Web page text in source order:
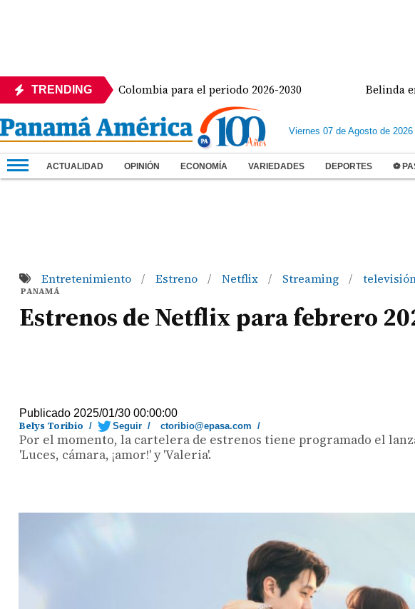
TRENDING
de Colombia para el periodo 2026-2030 Belinda encabeza
Viernes 07 de Agosto de 2026
ACTUALIDAD OPINIÓN ECONOMÍA VARIEDADES DEPORTES ⚽
Entretenimiento / Estreno / Netflix / Streaming /
PANAMÁ
Estrenos de Netflix para febrero
Publicado 2025/01/30 00:00:00
Belys Toribio / Seguir / ctoribio@epasa.com /
Por el momento, la cartelera de estrenos tiene programado el
'Luces, cámara, ¡amor!' y 'Valeria'.